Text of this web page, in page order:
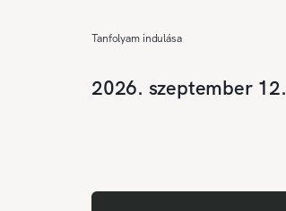
Tanfolyam indulása
2026. szeptember 12.